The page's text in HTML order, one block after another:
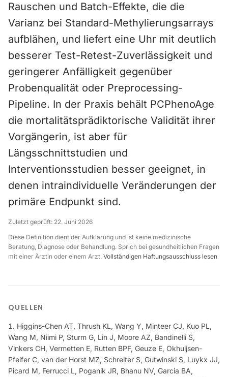
Rauschen und Batch-Effekte, die die
Varianz bei Standard-Methylierungsarrays
aufblähen, und liefert eine Uhr mit deutlich
besserer Test-Retest-Zuverlässigkeit und
geringerer Anfälligkeit gegenüber
Probenqualität oder Preprocessing-
Pipeline. In der Praxis behält PCPhenoAge
die mortalitätsprädiktorische Validität ihrer
Vorgängerin, ist aber für
Längsschnittstudien und
Interventionsstudien besser geeignet, in
denen intraindividuelle Veränderungen der
primäre Endpunkt sind.
Zuletzt geprüft: 22. Juni 2026
Diese Definition dient der Aufklärung und ist keine medizinische
Beratung, Diagnose oder Behandlung. Sprich bei gesundheitlichen Fragen
mit einer Ärztin oder einem Arzt. Vollständigen Haftungsausschluss lesen
QUELLEN
Higgins-Chen AT, Thrush KL, Wang Y, Minteer CJ, Kuo PL,
Wang M, Niimi P, Sturm G, Lin J, Moore AZ, Bandinelli S,
Vinkers CH, Vermetten E, Rutten BPF, Geuze E, Okhuijsen-
Pfeifer C, van der Horst MZ, Schreiter S, Gutwinski S, Luykx JJ,
Picard M, Ferrucci L, Poganik JR, Bhanu NV, Garcia BA,